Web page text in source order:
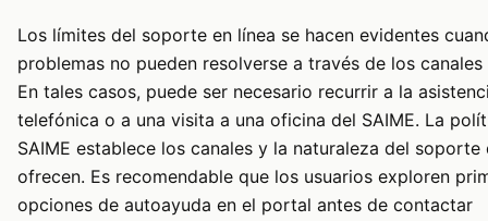
Los límites del soporte en línea se hacen evidentes
problemas no pueden resolverse a través de los
En tales casos, puede ser necesario recurrir a la
telefónica o a una visita a una oficina del SAIME. La
SAIME establece los canales y la naturaleza del soporte
ofrecen. Es recomendable que los usuarios exploren
opciones de autoayuda en el portal antes de contactar